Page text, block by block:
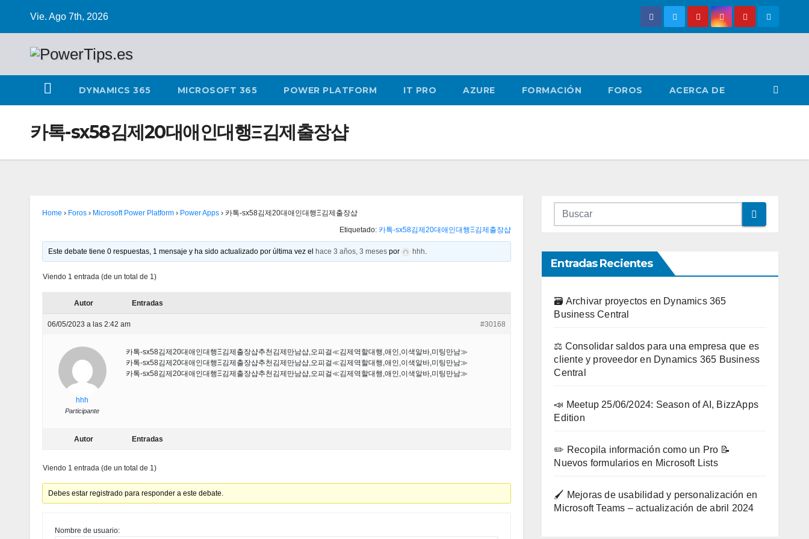
Vie. Ago 7th, 2026
DYNAMICS 365 MICROSOFT 365 POWER PLATFORM IT PRO AZURE FORMACIÓN FOROS ACERCA DE
카톡-sx58김제20대애인대행Ξ김제출장샵
Home › Foros › Microsoft Power Platform › Power Apps › 카톡-sx58김제20대애인대행Ξ김제출장샵
Etiquetado:카톡-sx58김제20대애인대행Ξ김제출장샵
Este debate tiene 0 respuestas, 1 mensaje y ha sido actualizado por última vez el hace 3 años, 3 meses por hhh.
Viendo 1 entrada (de un total de 1)
Autor Entradas
06/05/2023 a las 2:42 am #30168
hhh
Participante
카톡-sx58김제20대애인대행Ξ김제출장샵추천김제만남샵,오피걸≪김제역할대행,애인,이색알바,미팅만남≫
카톡-sx58김제20대애인대행Ξ김제출장샵추천김제만남샵,오피걸≪김제역할대행,애인,이색알바,미팅만남≫
카톡-sx58김제20대애인대행Ξ김제출장샵추천김제만남샵,오피걸≪김제역할대행,애인,이색알바,미팅만남≫
Autor Entradas
Viendo 1 entrada (de un total de 1)
Debes estar registrado para responder a este debate.
Nombre de usuario:
Entradas Recientes
🗃️ Archivar proyectos en Dynamics 365
Business Central
⚖️ Consolidar saldos para una empresa que es
cliente y proveedor en Dynamics 365 Business
Central
📣 Meetup 25/06/2024: Season of AI, BizzApps
Edition
✏️ Recopila información como un Pro 📝
Nuevos formularios en Microsoft Lists
🖌️ Mejoras de usabilidad y personalización en
Microsoft Teams – actualización de abril 2024